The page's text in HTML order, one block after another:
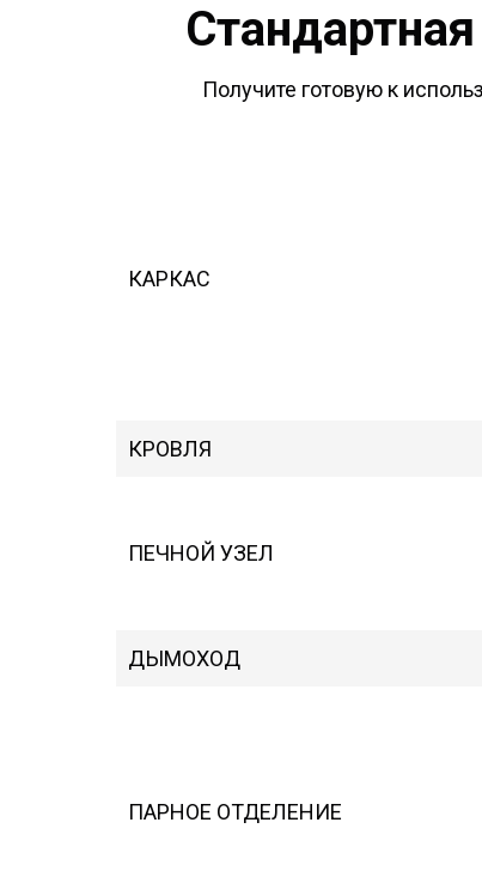
Получите готовую к
КАРКАС
КРОВЛЯ
ПЕЧНОЙ УЗЕЛ
ДЫМОХОД
ПАРНОЕ ОТДЕЛЕНИЕ